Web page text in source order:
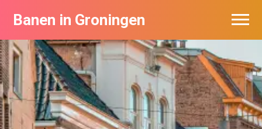
Banen in Groningen
Vacatures per bedrijf
De populairste vacatures in Groningen
Nieuwsbrief feed